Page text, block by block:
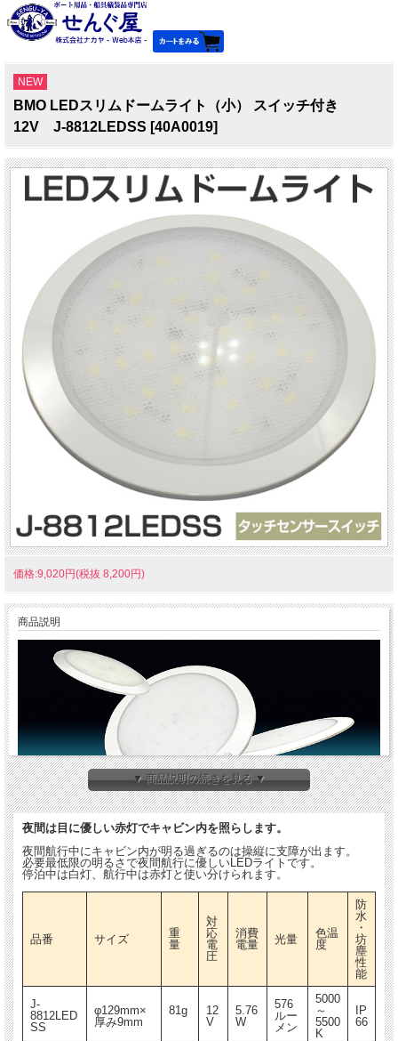
NEW
BMO LEDスリムドームライト（小） スイッチ付き
12V J-8812LEDSS [40A0019]
価格:9,020円(税抜 8,200円)
商品説明
夜間は目に優しい赤灯でキャビン内を照らします。
夜間航行中にキャビン内が明る過ぎるのは操縦に支障が出ます。
停泊中は白灯、航行中は赤灯と使い分けられます。
品番 色温度
防
水
・
塵
性
▼ 商品説明の続きを見る ▼
夜間は目に優しい赤灯でキャビン内を照らします。
夜間航行中にキャビン内が明る過ぎるのは操縦に支障が出ます。
必要最低限の明るさで夜間航行に優しいLEDライトです。
停泊中は白灯、航行中は赤灯と使い分けられます。
品番 サイズ
重
量
対
応
電
圧
消費
電量
光量
色温
度
防
水
・
坊
塵
性
能
J-
8812LED
SS
φ129mm×
厚み9mm
81g
12
V
5.76
W
576
ルー
メン
5000
～
5500
K
IP
66